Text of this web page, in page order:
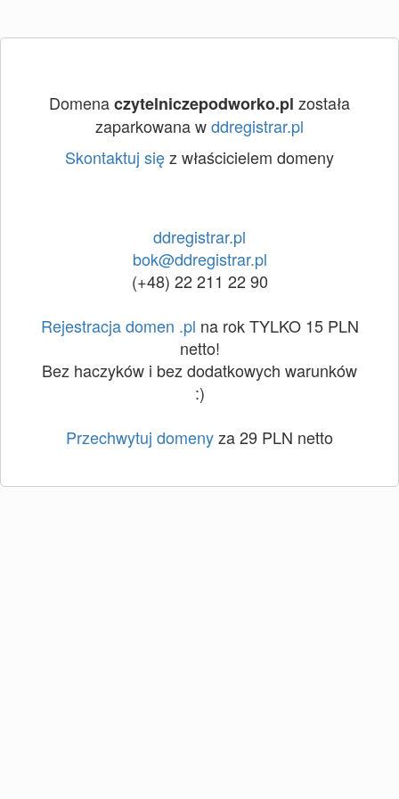
Domenaczytelniczepodworko.pl została
zaparkowana wddregistrar.pl
Skontaktuj sięz właścicielem domeny
ddregistrar.pl
bok@ddregistrar.pl
(+48) 22 211 22 90
Rejestracja domen .pl na rok TYLKO 15 PLN
netto!
Bez haczyków i bez dodatkowych warunków
:)
Przechwytuj domenyza 29 PLN netto